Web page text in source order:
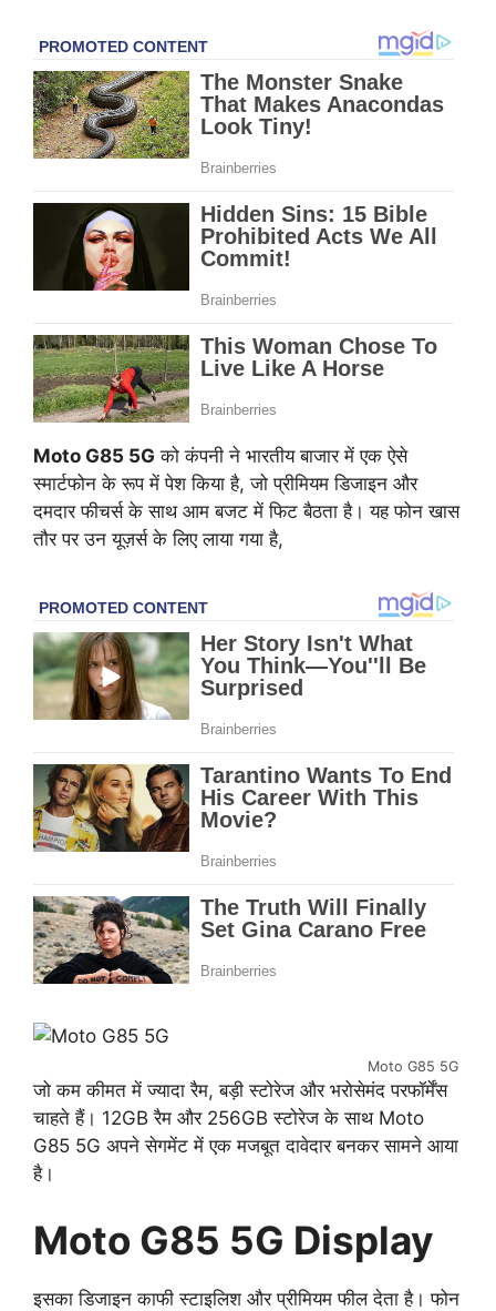
Moto G85 5G को कंपनी ने भारतीय बाजार में एक ऐसे
स्मार्टफोन के रूप में पेश किया है, जो प्रीमियम डिजाइन और
दमदार फीचर्स के साथ आम बजट में फिट बैठता है। यह फोन खास
तौर पर उन यूज़र्स के लिए लाया गया है,
Moto G85 5G
जो कम कीमत में ज्यादा रैम, बड़ी स्टोरेज और भरोसेमंद परफॉर्मेंस
चाहते हैं। 12GB रैम और 256GB स्टोरेज के साथ Moto
G85 5G अपने सेगमेंट में एक मजबूत दावेदार बनकर सामने आया
है।
Moto G85 5G Display
इसका डिजाइन काफी स्टाइलिश और प्रीमियम फील देता है। फोन